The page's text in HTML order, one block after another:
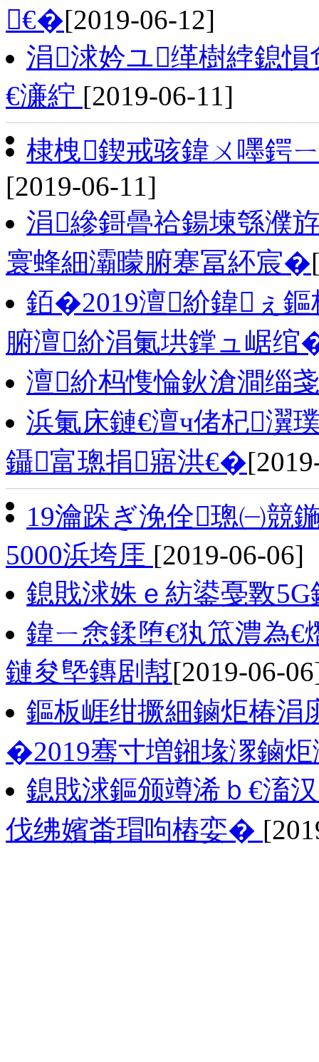
€�[2019-06-12]
涓浗妗ユ缂樹綍鎴
€濓紵 [2019-06-11]
棣栧鍥戒骇鍏ㄨ嚜鍔
[2019-06-11]
涓縿鎶曡祫鍚堜綔濮
寰蜂細灞曚腑蹇冨紑宸�
銆�2019澶紒鍏ぇ鏂
腑澶紒涓氭垬鐣ュ崌绾
澶紒杩愯惀鈥滄澗缁
浜氭床鏈€澶ч偖杞瀷
鑷富璁捐寤洪€�
19瀹跺ぎ浼佺璁㈠競
5000浜垮厓 [2019-06-06]
鎴戝浗姝ｅ紡鍙戞斁
鍏ㄧ悆鍒堕€犱笟澧為
鏈夋墍鏄剧幇[2019-06-
鏂板崕绀撅細鏀炬椿涓
�2019骞寸増鎺堟潈鏀
鎴戝浗鏂颁竴浠ｂ€滀
伐绋嬪畨瑁呴樁娈�